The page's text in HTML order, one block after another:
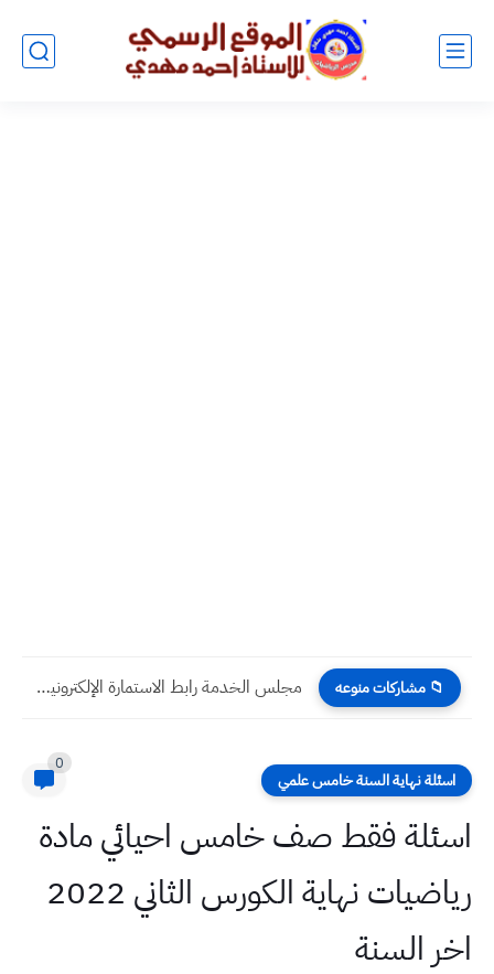
📁 مشاركات منوعه مجلس الخدمة رابط الاستمارة الإلكترونية لتعيين الأوائل وحملة الشهادات العليا...
اسئلة نهاية السنة خامس علمي
0
اسئلة فقط صف خامس احيائي مادة
رياضيات نهاية الكورس الثاني 2022
اخر السنة